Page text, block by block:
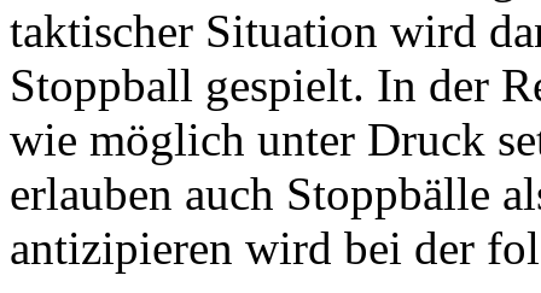
taktischer Situation wird
Stoppball gespielt. In der
wie möglich unter Druck
erlauben auch Stoppbälle
antizipieren wird bei der